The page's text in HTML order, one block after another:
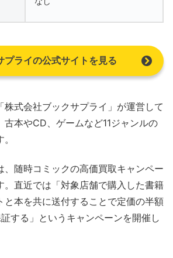
プライの公式サイトを見る
株式会社ブックサプライ」が運営して
古本やCD、ゲームなど11ジャンルの
、随時コミックの高価買取キャンペー
。直近では「対象店舗で購入した書籍
と本を共に送付することで定価の半額
証する」というキャンペーンを開催し